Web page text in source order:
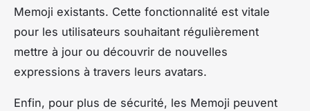
Memoji existants. Cette fonctionnalité est vitale
pour les utilisateurs souhaitant régulièrement
mettre à jour ou découvrir de nouvelles
expressions à travers leurs avatars.
Enfin, pour plus de sécurité, les Memoji peuvent